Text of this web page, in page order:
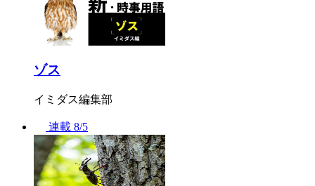
ゾス
イミダス編集部
連載 8/5